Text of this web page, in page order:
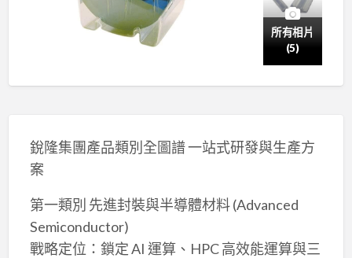
所有相片
(5)
銳隆集團產品類別全圖譜 一站式研發與生產方
案
第一類別 先進封裝與半導體材料 (Advanced
Semiconductor)
戰略定位：鎖定 AI 運算、HPC 高效能運算與三